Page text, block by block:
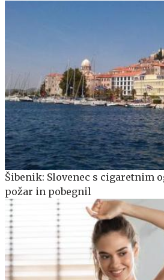
Šibenik: Slovenec s cigaretnim
požar in pobegnil